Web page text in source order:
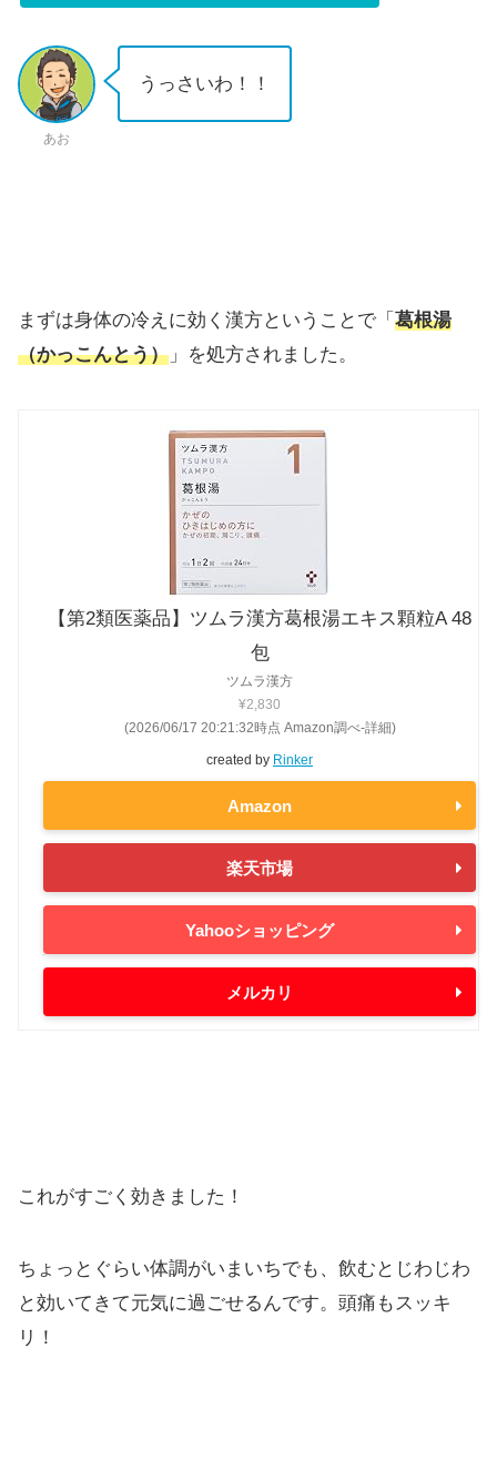
あお
うっさいわ！！
まずは身体の冷えに効く漢方ということで「 葛根湯
（かっこんとう） 」を処方されました。
【第2類医薬品】ツムラ漢方葛根湯エキス顆粒A 48
包
created by Rinker
ツムラ漢方
¥2,830
(2026/06/17 20:21:32時点 Amazon調べ-詳細)
Amazon
楽天市場
Yahooショッピング
メルカリ
これがすごく効きました！
ちょっとぐらい体調がいまいちでも、飲むとじわじわ
と効いてきて元気に過ごせるんです。頭痛もスッキ
リ！